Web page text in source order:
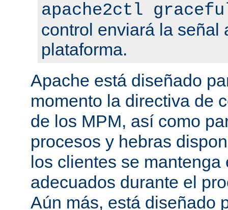
apache2ctl
control enviará la señal
plataforma.
Apache está diseñado
momento la directiva de
de los MPM, así como
procesos y hebras
los clientes se
adecuados durante el
Aún más, está diseñado